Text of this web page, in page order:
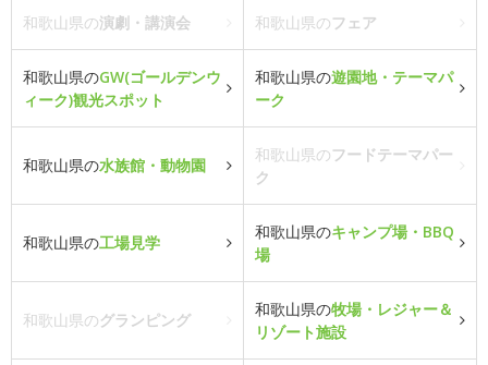
和歌山県の演劇・講演会 和歌山県のフェア
和歌山県のGW(ゴールデンウ
ィーク)観光スポット
和歌山県の遊園地・テーマパ
ーク
和歌山県の水族館・動物園
和歌山県のフードテーマパー
ク
和歌山県の工場見学
和歌山県のキャンプ場・BBQ
場
和歌山県のグランピング
和歌山県の牧場・レジャー＆
リゾート施設